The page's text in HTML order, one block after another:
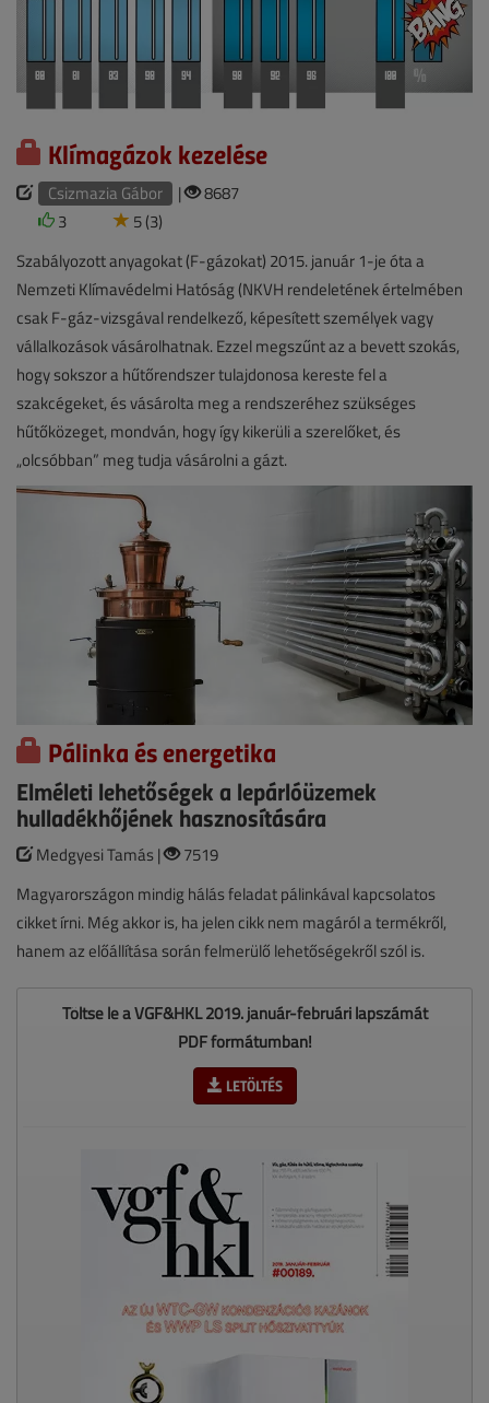
Klímagázok kezelése
Csizmazia Gábor |
8687
3
5 (3)
Szabályozott anyagokat (F-gázokat) 2015. január 1-je óta a
Nemzeti Klímavédelmi Hatóság (NKVH rendeletének értelmében
csak F-gáz-vizsgával rendelkező, képesített személyek vagy
vállalkozások vásárolhatnak. Ezzel megszűnt az a bevett szokás,
hogy sokszor a hűtőrendszer tulajdonosa kereste fel a
szakcégeket, és vásárolta meg a rendszeréhez szükséges
hűtőközeget, mondván, hogy így kikerüli a szerelőket, és
„olcsóbban” meg tudja vásárolni a gázt.
Pálinka és energetika
Elméleti lehetőségek a lepárlóüzemek
hulladékhőjének hasznosítására
Medgyesi Tamás |
7519
Magyarországon mindig hálás feladat pálinkával kapcsolatos
cikket írni. Még akkor is, ha jelen cikk nem magáról a termékről,
hanem az előállítása során felmerülő lehetőségekről szól is.
Töltse le a VGF&HKL 2019. január-februári lapszámát
PDF formátumban!
LETÖLTÉS